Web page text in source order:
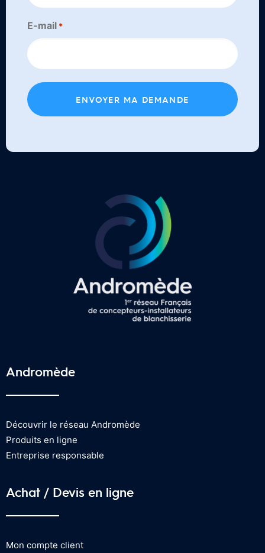
E-mail *
Andromède
Découvrir le réseau Andromède
Produits en ligne
Entreprise responsable
Achat / Devis en ligne
Mon compte client